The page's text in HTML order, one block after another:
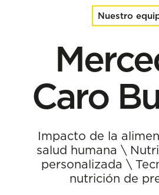
Nuestro
Caro
Impacto de la
salud humana \
personalizada \
nutrición de